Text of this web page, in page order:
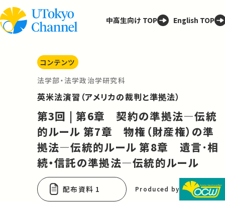
中高生向け TOP English TOP
コンテンツ
法学部・法学政治学研究科
英米法演習（アメリカの裁判と準拠法）
第3回 | 第6章 契約の準拠法―伝統
的ルール 第7章 物権（財産権）の準
拠法―伝統的ルール 第8章 遺言･相
続・信託の準拠法―伝統的ルール
配布資料 1 Produced by